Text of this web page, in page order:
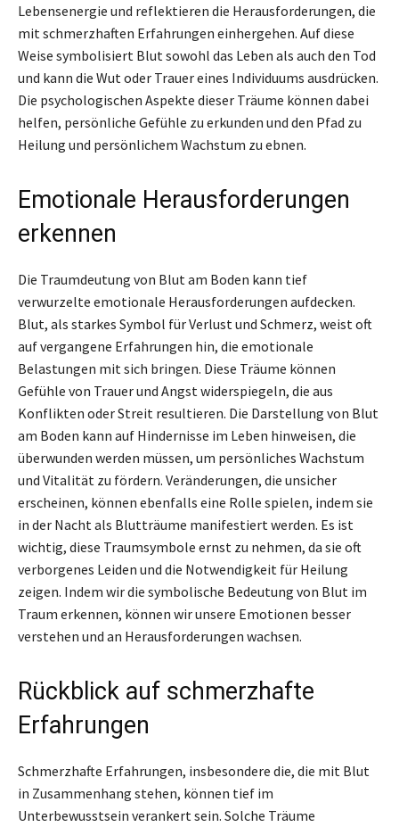
Lebensenergie und reflektieren die Herausforderungen, die
mit schmerzhaften Erfahrungen einhergehen. Auf diese
Weise symbolisiert Blut sowohl das Leben als auch den Tod
und kann die Wut oder Trauer eines Individuums ausdrücken.
Die psychologischen Aspekte dieser Träume können dabei
helfen, persönliche Gefühle zu erkunden und den Pfad zu
Heilung und persönlichem Wachstum zu ebnen.
Emotionale Herausforderungen
erkennen
Die Traumdeutung von Blut am Boden kann tief
verwurzelte emotionale Herausforderungen aufdecken.
Blut, als starkes Symbol für Verlust und Schmerz, weist oft
auf vergangene Erfahrungen hin, die emotionale
Belastungen mit sich bringen. Diese Träume können
Gefühle von Trauer und Angst widerspiegeln, die aus
Konflikten oder Streit resultieren. Die Darstellung von Blut
am Boden kann auf Hindernisse im Leben hinweisen, die
überwunden werden müssen, um persönliches Wachstum
und Vitalität zu fördern. Veränderungen, die unsicher
erscheinen, können ebenfalls eine Rolle spielen, indem sie
in der Nacht als Blutträume manifestiert werden. Es ist
wichtig, diese Traumsymbole ernst zu nehmen, da sie oft
verborgenes Leiden und die Notwendigkeit für Heilung
zeigen. Indem wir die symbolische Bedeutung von Blut im
Traum erkennen, können wir unsere Emotionen besser
verstehen und an Herausforderungen wachsen.
Rückblick auf schmerzhafte
Erfahrungen
Schmerzhafte Erfahrungen, insbesondere die, die mit Blut
in Zusammenhang stehen, können tief im
Unterbewusstsein verankert sein. Solche Träume